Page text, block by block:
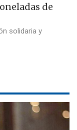
de
solidaria y